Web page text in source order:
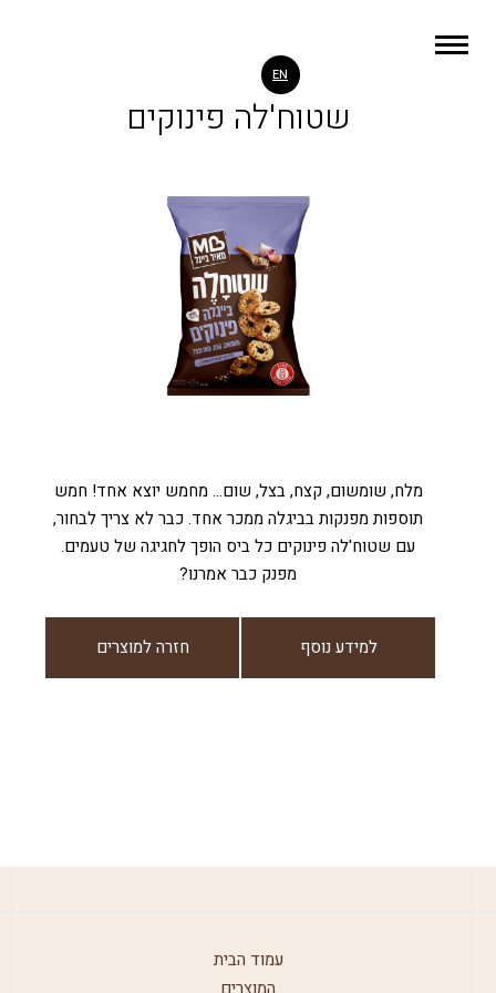
EN
שטוח'לה פינוקים
מלח, שומשום, קצח, בצל, שום… מחמש יוצא אחד! חמש
תוספות מפנקות בביגלה ממכר אחד. כבר לא צריך לבחור,
עם שטוח'לה פינוקים כל ביס הופך לחגיגה של טעמים.
מפנק כבר אמרנו?
חזרה למוצרים למידע נוסף
עמוד הבית